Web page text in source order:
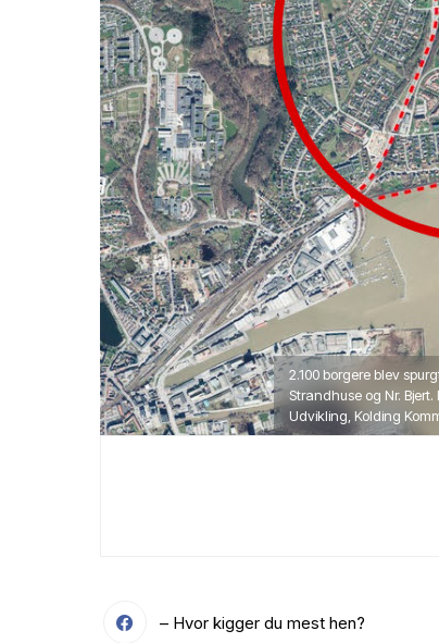
2.100 borgere blev
Strandhuse og Nr.
Udvikling, Kolding
– Hvor kigger du mest hen?